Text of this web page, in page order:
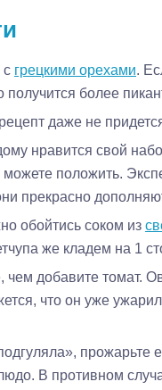
с грецкими орехами.
получится более
даже не
нравится свой
положить.
прекрасно
обойтись соком из
же кладем на 1
чем добавите томат.
что он уже
В противном